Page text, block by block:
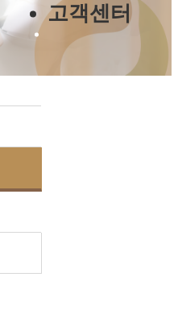
고객센터